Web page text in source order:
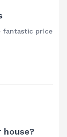
fantastic price